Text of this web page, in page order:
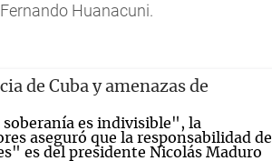
Huanacuni.
de Cuba y amenazas de
es indivisible", la
aseguró que la responsabilidad de
es del presidente Nicolás Maduro